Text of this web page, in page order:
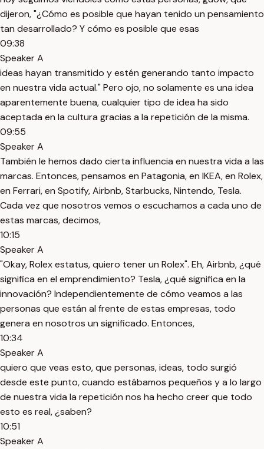
dijeron, "¿Cómo es posible que hayan tenido un pensamiento
tan desarrollado? Y cómo es posible que esas
09:38
Speaker A
ideas hayan transmitido y estén generando tanto impacto
en nuestra vida actual." Pero ojo, no solamente es una idea
aparentemente buena, cualquier tipo de idea ha sido
aceptada en la cultura gracias a la repetición de la misma.
09:55
Speaker A
También le hemos dado cierta influencia en nuestra vida a las
marcas. Entonces, pensamos en Patagonia, en IKEA, en Rolex,
en Ferrari, en Spotify, Airbnb, Starbucks, Nintendo, Tesla.
Cada vez que nosotros vemos o escuchamos a cada uno de
estas marcas, decimos,
10:15
Speaker A
"Okay, Rolex estatus, quiero tener un Rolex". Eh, Airbnb, ¿qué
significa en el emprendimiento? Tesla, ¿qué significa en la
innovación? Independientemente de cómo veamos a las
personas que están al frente de estas empresas, todo
genera en nosotros un significado. Entonces,
10:34
Speaker A
quiero que veas esto, que personas, ideas, todo surgió
desde este punto, cuando estábamos pequeños y a lo largo
de nuestra vida la repetición nos ha hecho creer que todo
esto es real, ¿saben?
10:51
Speaker A